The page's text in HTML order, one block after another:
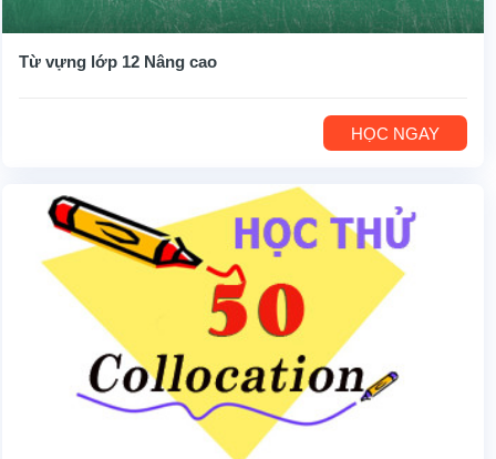
Từ vựng lớp 12 Nâng cao
HỌC NGAY